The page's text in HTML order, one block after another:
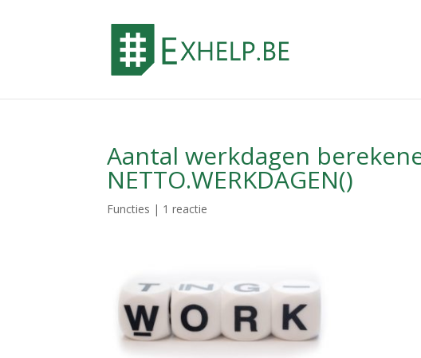
Aantal werkdagen
NETTO.WERKDAGEN()
Functies | 1 reactie